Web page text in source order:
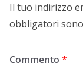
Il tuo indirizzo
obbligatori
Commento *